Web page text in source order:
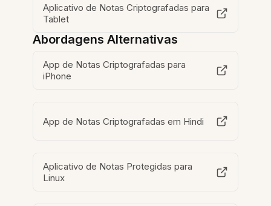
Aplicativo de Notas Criptografadas para
Tablet
Abordagens Alternativas
App de Notas Criptografadas para
iPhone
App de Notas Criptografadas em Hindi
Aplicativo de Notas Protegidas para
Linux